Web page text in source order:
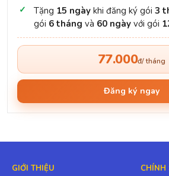
Tặng 15 ngày khi đăng ký gói 3
gói 6 tháng và 60 ngày với gói
77.000đ/ tháng
Đăng ký ngay
GIỚI THIỆU CHÍNH